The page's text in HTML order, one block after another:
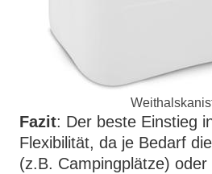
Fazit: Der beste Einstieg
Flexibilität, da je Bedarf
(z.B. Campingplätze) oder